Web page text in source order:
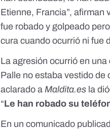
Etienne, Francia”, afirman
fue robado y golpeado
cura cuando ocurrió ni fue
La agresión ocurrió en una
Palle no estaba vestido de
aclarado aMaldita.es la
“Le han robado su
En uncomunicado